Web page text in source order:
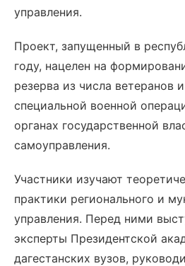
управления.
Проект, запущенный в
году, нацелен на
резерва из числа ветеранов
специальной военной
органах государственной
самоуправления.
Участники изучают
практики регионального и
управления. Перед ними
эксперты Президентской
дагестанских вузов,